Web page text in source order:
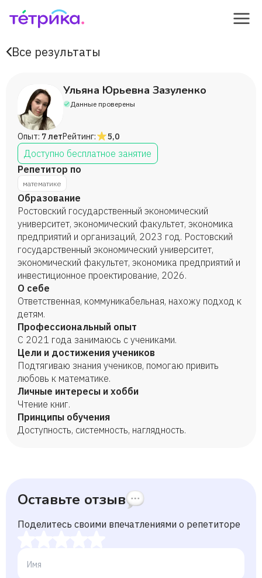
Все результаты
Ульяна Юрьевна Зазуленко
Данные проверены
Опыт: 7 летРейтинг: 5,0
Доступно бесплатное занятие
Репетитор по
математике
Образование
Ростовский государственный экономический
университет, экономический факультет, экономика
предприятий и организаций, 2023 год. Ростовский
государственный экономический университет,
экономический факультет, экономика предприятий и
инвестиционное проектирование, 2026.
О себе
Ответственная, коммуникабельная, нахожу подход к
детям.
Профессиональный опыт
С 2021 года занимаюсь с учениками.
Цели и достижения учеников
Подтягиваю знания учеников, помогаю привить
любовь к математике.
Личные интересы и хобби
Чтение книг.
Принципы обучения
Доступность, системность, наглядность.
Оставьте отзыв
Поделитесь своими впечатлениями о репетиторе